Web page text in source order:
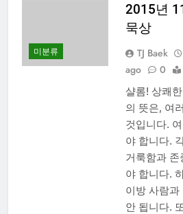
미분류
2015년
묵상
TJ Baek
ago
0
샬롬! 상쾌
의 뜻은, 여
것입니다.
야 합니다.
거룩함과
야 합니다.
이방 사람과
안 됩니다.